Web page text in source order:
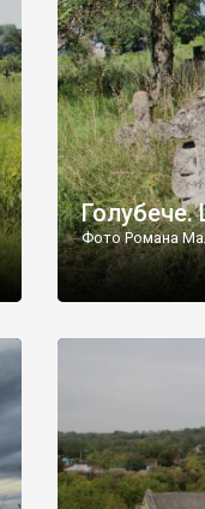
[…]
Голубече.
Фото Романа